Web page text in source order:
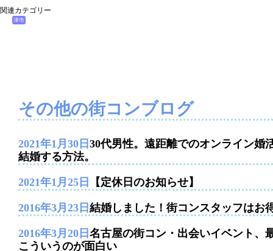
関連カテゴリー
津市
その他の街コンブログ
2021年1月30日 30代男性。遠距離でのオンライン婚
結婚する方法。
2021年1月25日 【定休日のお知らせ】
2016年3月23日 結婚しました！街コンスタッフはお
2016年3月20日 名古屋の街コン・出会いイベント、
こういうのが面白い